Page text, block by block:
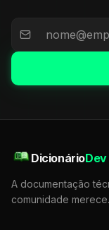
DicionárioDev
A documentação
comunidade merece.